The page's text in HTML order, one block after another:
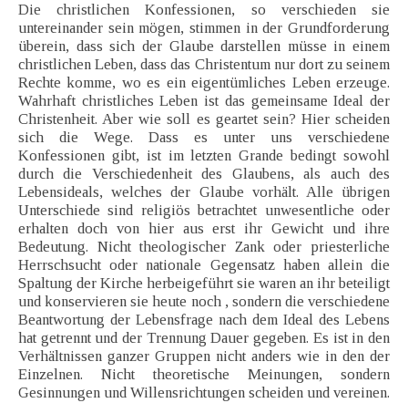
Die christlichen Konfessionen, so verschieden sie
untereinander sein mögen, stimmen in der Grundforderung
überein, dass sich der Glaube darstellen müsse in einem
christlichen Leben, dass das Christentum nur dort zu seinem
Rechte komme, wo es ein eigentümliches Leben erzeuge.
Wahrhaft christliches Leben ist das gemeinsame Ideal der
Christenheit. Aber wie soll es geartet sein? Hier scheiden
sich die Wege. Dass es unter uns verschiedene
Konfessionen gibt, ist im letzten Grande bedingt sowohl
durch die Verschiedenheit des Glaubens, als auch des
Lebensideals, welches der Glaube vorhält. Alle übrigen
Unterschiede sind religiös betrachtet unwesentliche oder
erhalten doch von hier aus erst ihr Gewicht und ihre
Bedeutung. Nicht theologischer Zank oder priesterliche
Herrschsucht oder nationale Gegensatz haben allein die
Spaltung der Kirche herbeigeführt sie waren an ihr beteiligt
und konservieren sie heute noch , sondern die verschiedene
Beantwortung der Lebensfrage nach dem Ideal des Lebens
hat getrennt und der Trennung Dauer gegeben. Es ist in den
Verhältnissen ganzer Gruppen nicht anders wie in den der
Einzelnen. Nicht theoretische Meinungen, sondern
Gesinnungen und Willensrichtungen scheiden und vereinen.